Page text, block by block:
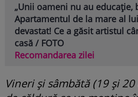
„Unii oameni nu au educație,
Apartamentul de la mare al
devastat! Ce a găsit artistul
casă / FOTO
Recomandarea zilei
Vineri și sâmbătă (19 și